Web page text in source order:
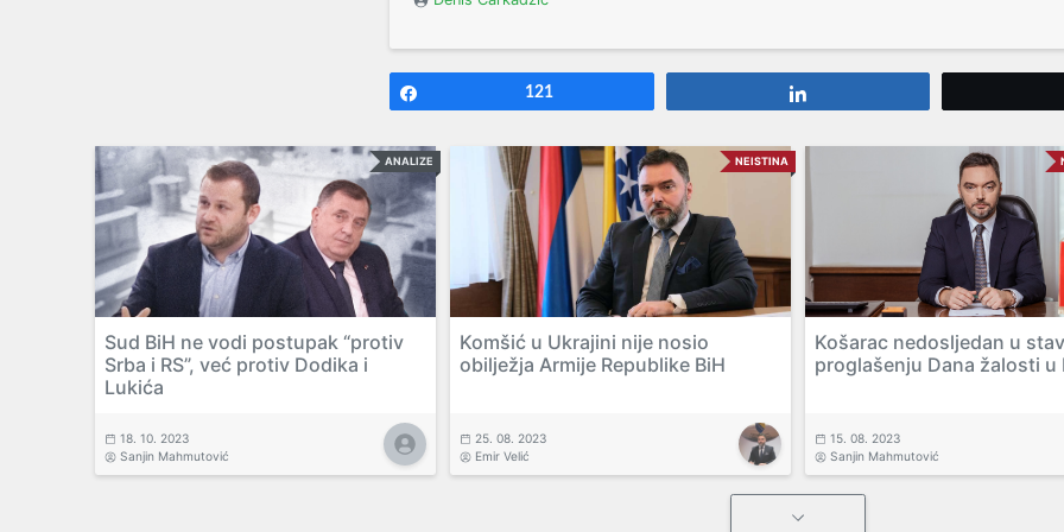
121
ANALIZE
Sud BiH ne vodi postupak “protiv
Srba i RS”, već protiv Dodika i
Lukića
18. 10. 2023
Sanjin Mahmutović
NEISTINA
Komšić u Ukrajini nije nosio
obilježja Armije Republike BiH
25. 08. 2023
Emir Velić
Košarac nedosljedan u
proglašenju Dana žalosti u
15. 08. 2023
Sanjin Mahmutović